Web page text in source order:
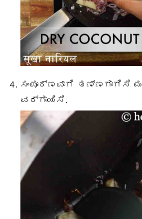
ಸಂಪೂರ್ಣವಾಗಿ ತಣ್ಣಗಾಗಿಸಿ
ವರ್ಗಾಯಿಸಿ.